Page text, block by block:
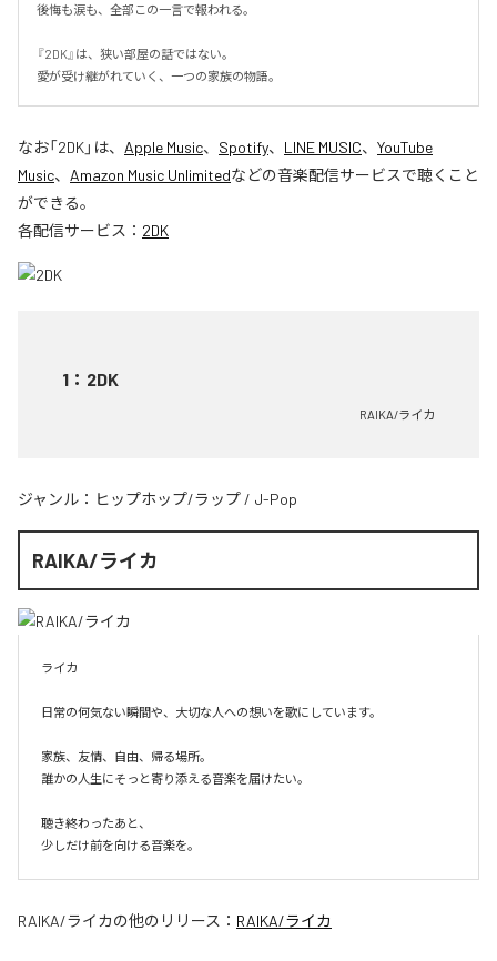
後悔も涙も、全部この一言で報われる。
『2DK』は、狭い部屋の話ではない。
愛が受け継がれていく、一つの家族の物語。
なお「2DK」は、 Apple Music、 Spotify、 LINE MUSIC、 YouTube
Music、 Amazon Music Unlimitedなどの音楽配信サービスで聴くこと
ができる。
各配信サービス： 2DK
1 ： 2DK
RAIKA/ライカ
ジャンル： ヒップホップ/ラップ / J-Pop
RAIKA/ライカ
ライカ
日常の何気ない瞬間や、大切な人への想いを歌にしています。
家族、友情、自由、帰る場所。
誰かの人生にそっと寄り添える音楽を届けたい。
聴き終わったあと、
少しだけ前を向ける音楽を。
RAIKA/ライカの他のリリース： RAIKA/ライカ